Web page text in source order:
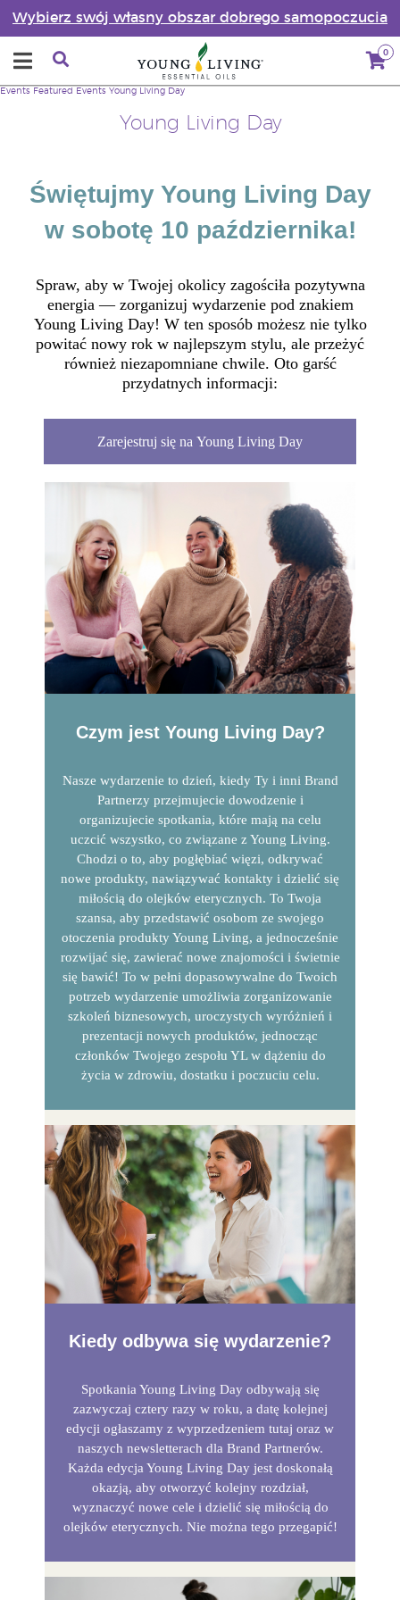
Wybierz swój własny obszar dobrego samopoczucia
0
Young Living Day
Events Featured Events Young Living Day
Świętujmy Young Living Day
w sobotę 10 października!
Spraw, aby w Twojej okolicy zagościła pozytywna
energia — zorganizuj wydarzenie pod znakiem
Young Living Day! W ten sposób możesz nie tylko
powitać nowy rok w najlepszym stylu, ale przeżyć
również niezapomniane chwile. Oto garść
przydatnych informacji:
Zarejestruj się na Young Living Day
Czym jest Young Living Day?
Nasze wydarzenie to dzień, kiedy Ty i inni Brand
Partnerzy przejmujecie dowodzenie i
organizujecie spotkania, które mają na celu
uczcić wszystko, co związane z Young Living.
Chodzi o to, aby pogłębiać więzi, odkrywać
nowe produkty, nawiązywać kontakty i dzielić się
miłością do olejków eterycznych. To Twoja
szansa, aby przedstawić osobom ze swojego
otoczenia produkty Young Living, a jednocześnie
rozwijać się, zawierać nowe znajomości i świetnie
się bawić! To w pełni dopasowywalne do Twoich
potrzeb wydarzenie umożliwia zorganizowanie
szkoleń biznesowych, uroczystych wyróżnień i
prezentacji nowych produktów, jednocząc
członków Twojego zespołu YL w dążeniu do
życia w zdrowiu, dostatku i poczuciu celu.
Kiedy odbywa się wydarzenie?
Spotkania Young Living Day odbywają się
zazwyczaj cztery razy w roku, a datę kolejnej
edycji ogłaszamy z wyprzedzeniem tutaj oraz w
naszych newsletterach dla Brand Partnerów.
Każda edycja Young Living Day jest doskonałą
okazją, aby otworzyć kolejny rozdział,
wyznaczyć nowe cele i dzielić się miłością do
olejków eterycznych. Nie można tego przegapić!